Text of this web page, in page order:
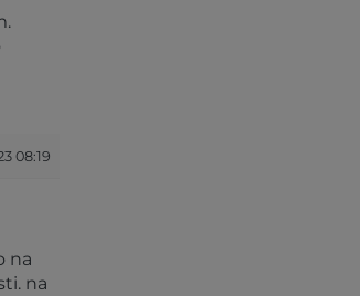
08:19
na
na